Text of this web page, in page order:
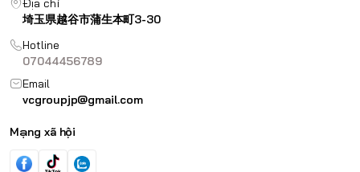
Địa chỉ
埼玉県越谷市蒲生本町3-30
Hotline
07044456789
Email
vcgroupjp@gmail.com
Mạng xã hội